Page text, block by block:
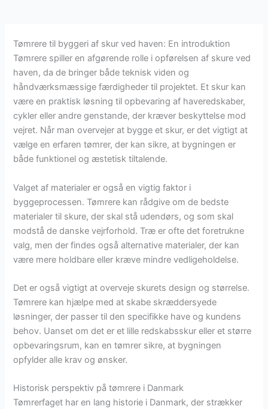
Tømrere til byggeri af skur ved haven: En introduktion
Tømrere spiller en afgørende rolle i opførelsen af skure ved
haven, da de bringer både teknisk viden og
håndværksmæssige færdigheder til projektet. Et skur kan
være en praktisk løsning til opbevaring af haveredskaber,
cykler eller andre genstande, der kræver beskyttelse mod
vejret. Når man overvejer at bygge et skur, er det vigtigt at
vælge en erfaren tømrer, der kan sikre, at bygningen er
både funktionel og æstetisk tiltalende.
Valget af materialer er også en vigtig faktor i
byggeprocessen. Tømrere kan rådgive om de bedste
materialer til skure, der skal stå udendørs, og som skal
modstå de danske vejrforhold. Træ er ofte det foretrukne
valg, men der findes også alternative materialer, der kan
være mere holdbare eller kræve mindre vedligeholdelse.
Det er også vigtigt at overveje skurets design og størrelse.
Tømrere kan hjælpe med at skabe skræddersyede
løsninger, der passer til den specifikke have og kundens
behov. Uanset om det er et lille redskabsskur eller et større
opbevaringsrum, kan en tømrer sikre, at bygningen
opfylder alle krav og ønsker.
Historisk perspektiv på tømrere i Danmark
Tømrerfaget har en lang historie i Danmark, der strækker